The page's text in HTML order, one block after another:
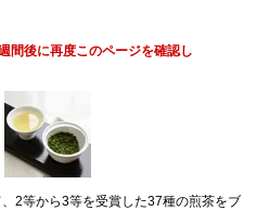
2等から3等を受賞した37種の煎茶をブ
間後に再度このページを確認し